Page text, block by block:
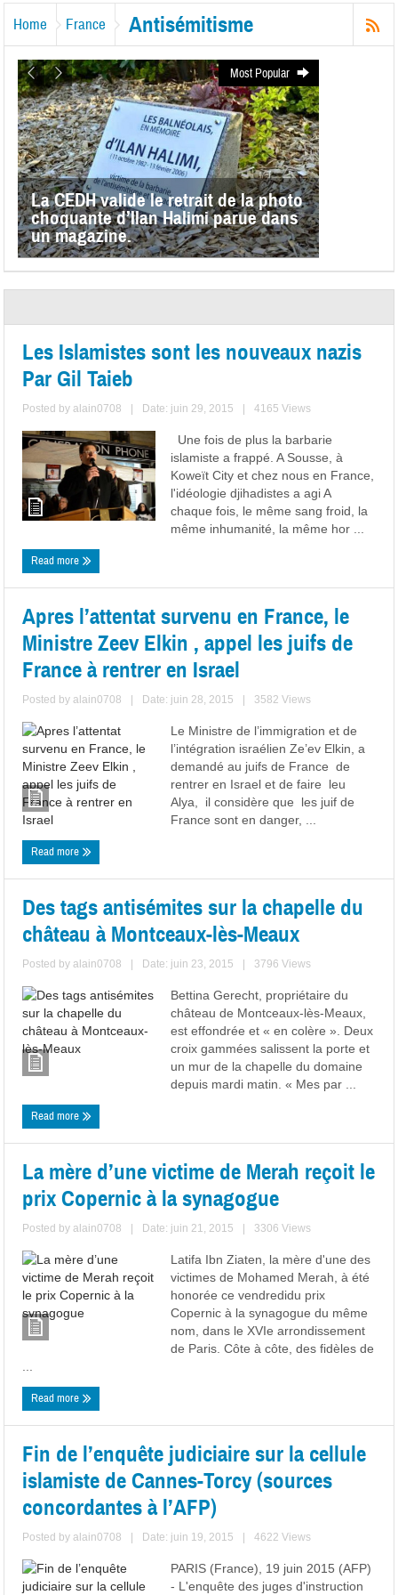
Home France Antisémitisme
Most Popular
La CEDH valide le retrait de la photo
choquante d’Ilan Halimi parue dans
un magazine.
Les Islamistes sont les nouveaux nazis
Par Gil Taieb
Posted byalain0708 Date: juin 29, 2015 4165 Views
Une fois de plus la barbarie
islamiste a frappé. A Sousse, à
Koweït City et chez nous en France,
l'idéologie djihadistes a agi A
chaque fois, le même sang froid, la
même inhumanité, la même hor ...
Read more
Apres l’attentat survenu en France, le
Ministre Zeev Elkin , appel les juifs de
France à rentrer en Israel
Posted byalain0708 Date: juin 28, 2015 3582 Views
Le Ministre de l’immigration et de
l’intégration israélien Ze’ev Elkin, a
demandé au juifs de France de
rentrer en Israel et de faire leu
Alya, il considère que les juif de
France sont en danger, ...
Read more
Des tags antisémites sur la chapelle du
château à Montceaux-lès-Meaux
Posted byalain0708 Date: juin 23, 2015 3796 Views
Bettina Gerecht, propriétaire du
château de Montceaux-lès-Meaux,
est effondrée et « en colère ». Deux
croix gammées salissent la porte et
un mur de la chapelle du domaine
depuis mardi matin. « Mes par ...
Read more
La mère d’une victime de Merah reçoit le
prix Copernic à la synagogue
Posted byalain0708 Date: juin 21, 2015 3306 Views
Latifa Ibn Ziaten, la mère d'une des
victimes de Mohamed Merah, à été
honorée ce vendredidu prix
Copernic à la synagogue du même
nom, dans le XVIe arrondissement
de Paris. Côte à côte, des fidèles de
Read more
Fin de l’enquête judiciaire sur la cellule
islamiste de Cannes-Torcy (sources
concordantes à l’AFP)
Posted byalain0708 Date: juin 19, 2015 4622 Views
PARIS (France), 19 juin 2015 (AFP)
- L'enquête des juges d'instruction